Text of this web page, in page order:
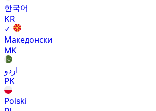
한국어
KR
✓
Македонски
MK
اردو
PK
Polski